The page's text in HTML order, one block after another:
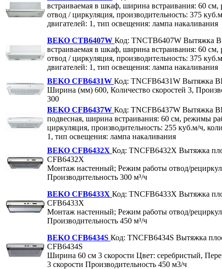
встраиваемая в шкаф, ширина встраивания: 60
отвод / циркуляция, производительность: 375
двигателей: 1, тип освещения: лампа накаливания
BEKO CTB6407W Код: TNCTB6407W Вытяжка
встраиваемая в шкаф, ширина встраивания: 60
отвод / циркуляция, производительность: 375
двигателей: 1, тип освещения: лампа накаливания
BEKO CFB6431W Код: TNCFB6431W Вытяжка
Ширина (мм) 600, Количество скоростей 3,
300
BEKO CFB6437W Код: TNCFB6437W Вытяжка
подвесная, ширина встраивания: 60 см, режимы
циркуляция, производительность: 255 куб.м/ч,
1, тип освещения: лампа накаливания
BEKO CFB6432X Код: TNCFB6432X Вытяжка
CFB6432X
Монтаж настенный; Режим работы отвод/
Производительность 300 м³/ч
BEKO CFB6433X Код: TNCFB6433X Вытяжка
CFB6433X
Монтаж настенный; Режим работы отвод/
Производительность 450 м³/ч
BEKO CFB6434S Код: TNCFB6434S Вытяжка
CFB6434S
Ширина 60 см 3 скорости Цвет: серебристый,
3 скорости Производительность 450 м3/ч